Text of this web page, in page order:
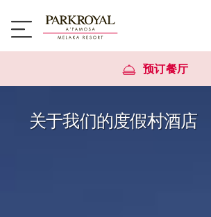
预订餐厅
关于我们的度假村酒店